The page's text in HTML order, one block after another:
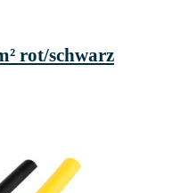
rot/schwarz